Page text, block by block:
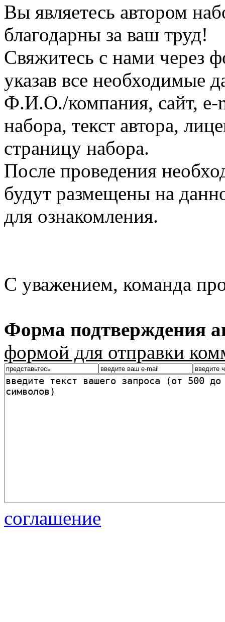
Вы являетесь автором
благодарны за ваш труд!
Свяжитесь с нами через
указав все необходимые
Ф.И.О./компания, сайт, e-
набора, текст автора,
страницу набора.
После проведения
будут размещены на
для ознакомления.
С уважением, команда
Форма подтверждения
формой для отправки
соглашение